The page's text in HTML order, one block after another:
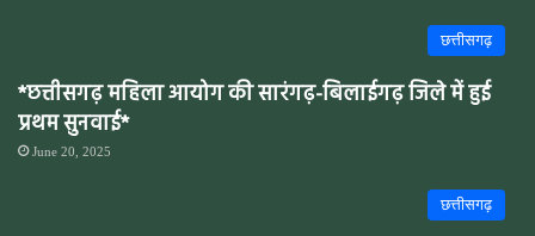
छत्तीसगढ़
*छत्तीसगढ़ महिला आयोग की सारंगढ़-बिलाईगढ़ जिले में हुई
प्रथम सुनवाई*
June 20, 2025
छत्तीसगढ़